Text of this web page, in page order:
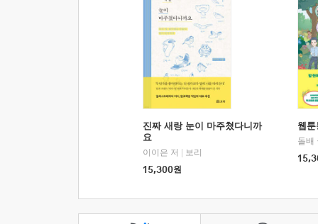
진짜 새랑 눈이 마주쳤다니까
요
이이은 저
보리
15,300원
웹
돌배